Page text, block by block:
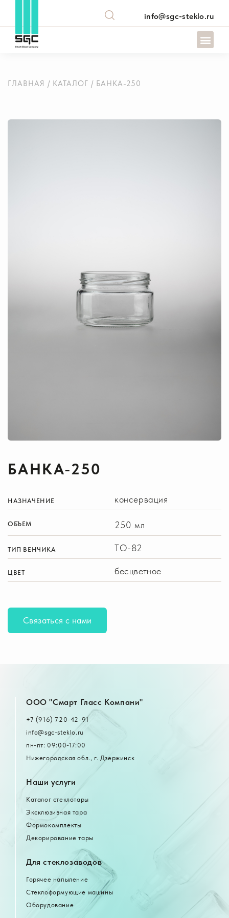
info@sgc-steklo.ru
ГЛАВНАЯ / КАТАЛОГ / БАНКА-250
БАНКА-250
НАЗНАЧЕНИЕ консервация
ОБЪЕМ 250 мл
ТИП ВЕНЧИКА ТО-82
ЦВЕТ бесцветное
Связаться с нами
OOO "Смарт Гласс Компани"
+7 (916) 720-42-91
info@sgc-steklo.ru
пн-пт: 09:00-17:00
Нижегородская обл., г. Дзержинск
Наши услуги
Каталог стеклотары
Эксклюзивная тара
Формокомплекты
Декорирование тары
Для стеклозаводов
Горячее напыление
Стеклоформующие машины
Оборудование